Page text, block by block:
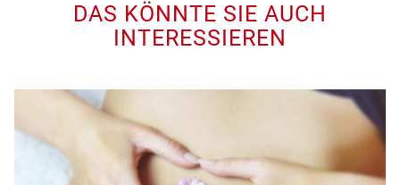
DAS KÖNNTE SIE AUCH
INTERESSIEREN